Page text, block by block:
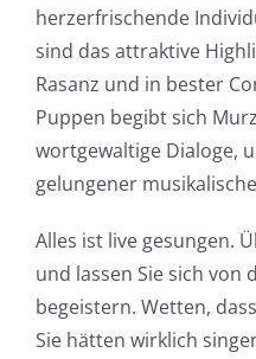
herzerfrischende
sind das attraktive
Rasanz und in bester
Puppen begibt sich
wortgewaltige Dialoge,
gelungener
Alles ist live gesungen.
und lassen Sie sich von
begeistern. Wetten,
Sie hätten wirklich